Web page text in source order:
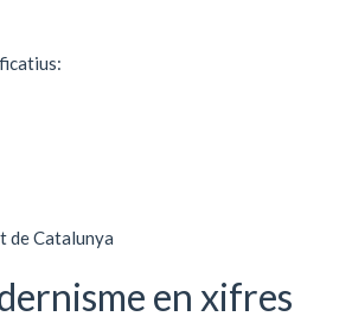
de Catalunya
en xifres